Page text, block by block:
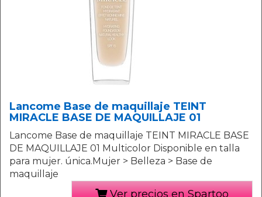
Lancome Base de maquillaje TEINT
MIRACLE BASE DE MAQUILLAJE 01
Lancome Base de maquillaje TEINT MIRACLE BASE
DE MAQUILLAJE 01 Multicolor Disponible en talla
para mujer. única.Mujer > Belleza > Base de
maquillaje
Ver precios en Spartoo